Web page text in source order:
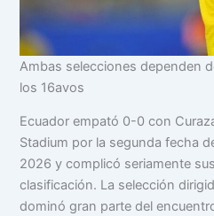
Ambas selecciones dependen
los 16avos
Ecuador empató 0-0 con
Stadium por la segunda fecha
2026 y complicó seriamente
clasificación. La selección
dominó gran parte del